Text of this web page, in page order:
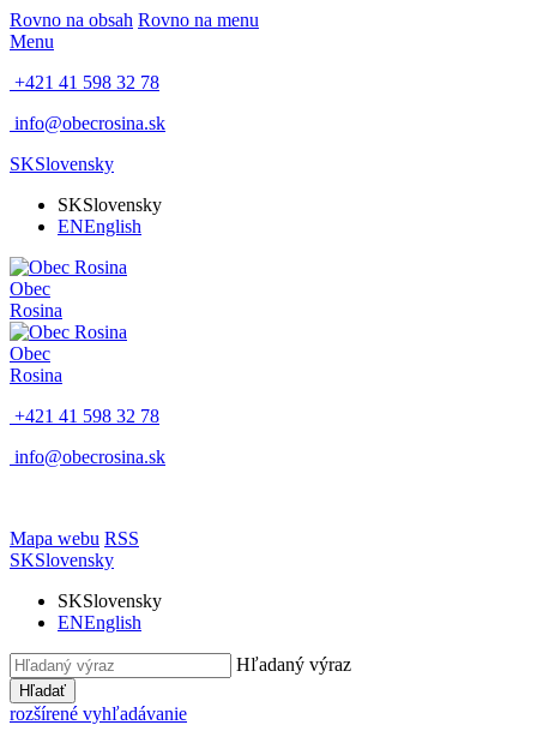
Rovno na obsah Rovno na menu
Menu
+421 41 598 32 78
info@obecrosina.sk
SKSlovensky
SKSlovensky
ENEnglish
Obec
Rosina
Obec
Rosina
+421 41 598 32 78
info@obecrosina.sk
Mapa webu RSS
SKSlovensky
SKSlovensky
ENEnglish
Hľadaný výraz
Hľadať
rozšírené vyhľadávanie